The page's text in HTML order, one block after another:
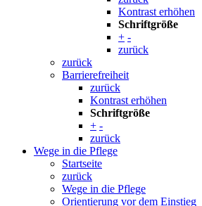
Kontrast erhöhen
Schriftgröße
+ -
zurück
zurück
Barrierefreiheit
zurück
Kontrast erhöhen
Schriftgröße
+ -
zurück
Wege in die Pflege
Startseite
zurück
Wege in die Pflege
Orientierung vor dem Einstieg